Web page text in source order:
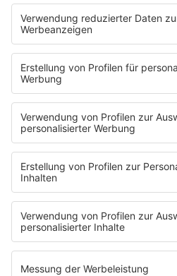
Sendungen
Moderatoren
Podcasts
Hells Bells
Musikwunsch
AKTIONEN
Backstagebereich
King of BOB
Beichtstuhl
Neuerscheinung
Newcomer